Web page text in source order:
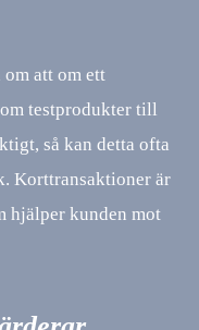
om att om ett
testprodukter till
så kan detta ofta
Korttransaktioner är
hjälper kunden mot